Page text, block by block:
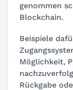
genommen
Blockchain.
Beispiele
Möglichkeit,
Rückgabe